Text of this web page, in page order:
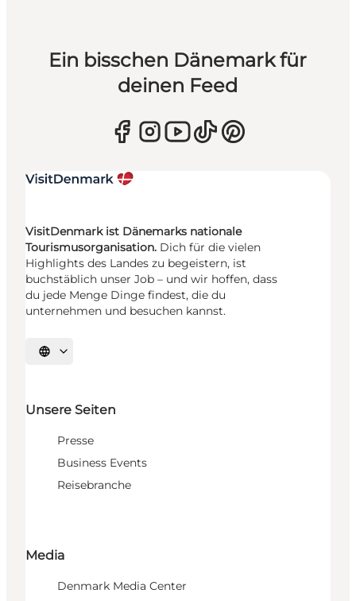
Ein bisschen Dänemark für
deinen Feed
VisitDenmark ist Dänemarks nationale
Tourismusorganisation. Dich für die vielen
Highlights des Landes zu begeistern, ist
buchstäblich unser Job – und wir hoffen, dass
du jede Menge Dinge findest, die du
unternehmen und besuchen kannst.
Sprache auswählen
Unsere Seiten
Presse
Business Events
Reisebranche
Media
Denmark Media Center